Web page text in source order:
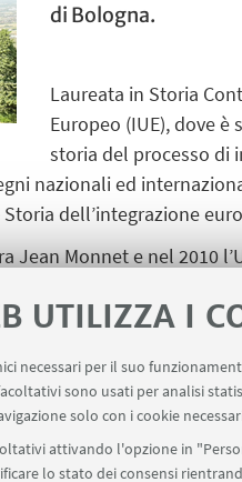
UTILIZZA I
necessari per il suo
sono usati per analisi
solo con i cookie
attivando l'opzione in
lo stato dei consensi
di Bologna.
Laureata in Storia
Europeo (IUE), dove è
storia del processo di
nazionali ed
dell’integrazione
Jean Monnet e nel 2010
e nel 2014 “Centro di